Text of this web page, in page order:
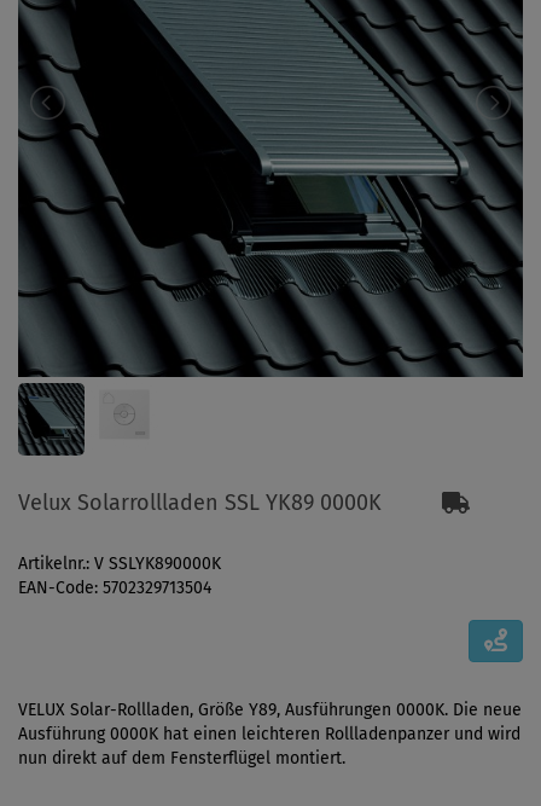
Velux Solarrollladen SSL YK89 0000K
Artikelnr.: V SSLYK890000K
EAN-Code: 5702329713504
VELUX Solar-Rollladen, Größe Y89, Ausführungen 0000K. Die neue
Ausführung 0000K hat einen leichteren Rollladenpanzer und wird
nun direkt auf dem Fensterflügel montiert.